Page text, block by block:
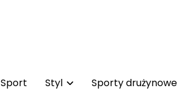
Sport Styl Sporty drużynowe